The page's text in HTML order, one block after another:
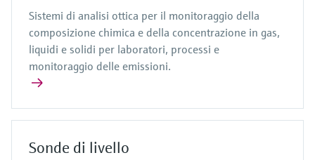
Sistemi di analisi ottica per il monitoraggio della
composizione chimica e della concentrazione in gas,
liquidi e solidi per laboratori, processi e
monitoraggio delle emissioni.
Sonde di livello